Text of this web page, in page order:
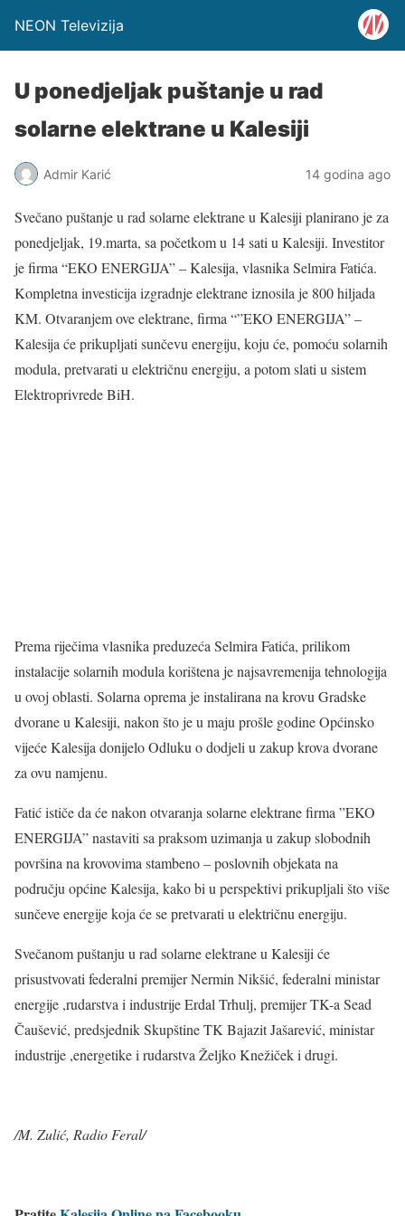
NEON Televizija
U ponedjeljak puštanje u rad
solarne elektrane u Kalesiji
Admir Karić 14 godina ago
Svečano puštanje u rad solarne elektrane u Kalesiji planirano je za
ponedjeljak, 19.marta, sa početkom u 14 sati u Kalesiji. Investitor
je firma “EKO ENERGIJA” – Kalesija, vlasnika Selmira Fatića.
Kompletna investicija izgradnje elektrane iznosila je 800 hiljada
KM. Otvaranjem ove elektrane, firma “”EKO ENERGIJA” –
Kalesija će prikupljati sunčevu energiju, koju će, pomoću solarnih
modula, pretvarati u električnu energiju, a potom slati u sistem
Elektroprivrede BiH.
Prema riječima vlasnika preduzeća Selmira Fatića, prilikom
instalacije solarnih modula korištena je najsavremenija tehnologija
u ovoj oblasti. Solarna oprema je instalirana na krovu Gradske
dvorane u Kalesiji, nakon što je u maju prošle godine Općinsko
vijeće Kalesija donijelo Odluku o dodjeli u zakup krova dvorane
za ovu namjenu.
Fatić ističe da će nakon otvaranja solarne elektrane firma ”EKO
ENERGIJA” nastaviti sa praksom uzimanja u zakup slobodnih
površina na krovovima stambeno – poslovnih objekata na
području općine Kalesija, kako bi u perspektivi prikupljali što više
sunčeve energije koja će se pretvarati u električnu energiju.
Svečanom puštanju u rad solarne elektrane u Kalesiji će
prisustvovati federalni premijer Nermin Nikšić, federalni ministar
energije ,rudarstva i industrije Erdal Trhulj, premijer TK-a Sead
Čaušević, predsjednik Skupštine TK Bajazit Jašarević, ministar
industrije ,energetike i rudarstva Željko Knežiček i drugi.
/M. Zulić, Radio Feral/